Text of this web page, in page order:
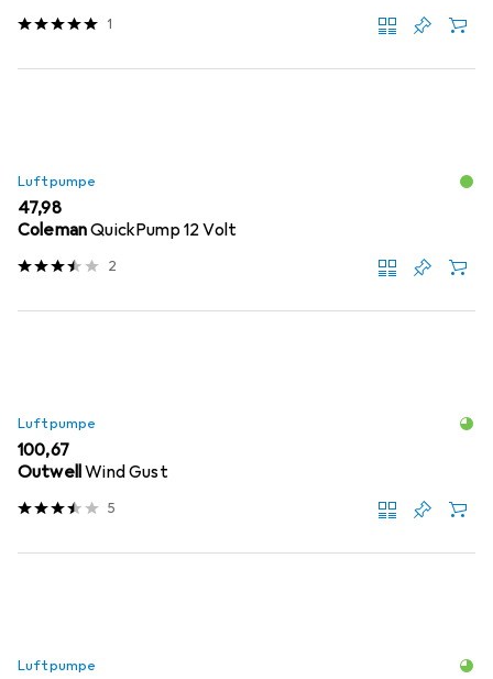
1
Luftpumpe
EUR
47,98
ColemanQuickPump 12 Volt
2
Luftpumpe
EUR
100,67
OutwellWind Gust
5
Luftpumpe